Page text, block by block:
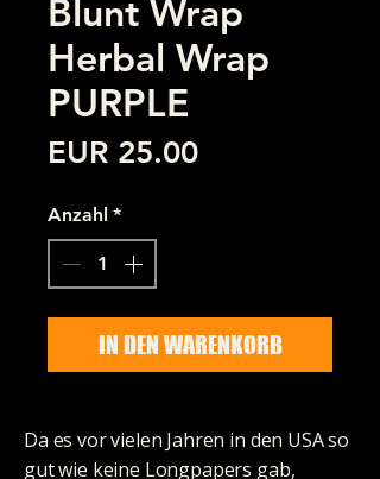
Blunt Wrap
Herbal Wrap
PURPLE
EUR 25.00Preis
Anzahl *
IN DEN WARENKORB
Da es vor vielen Jahren in den USA so
gut wie keine Longpapers gab,